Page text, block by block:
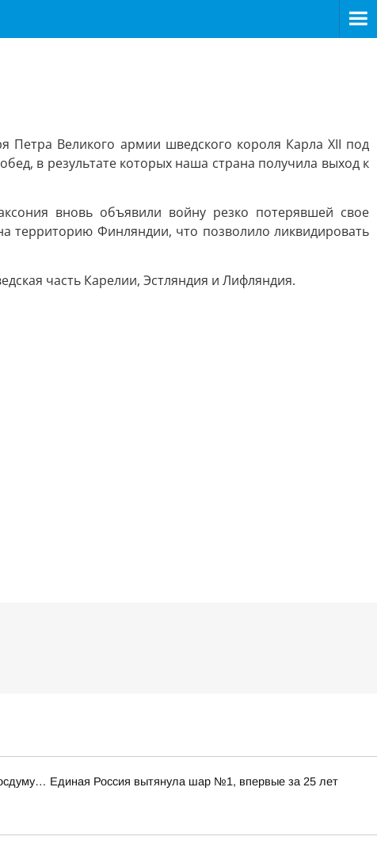
Петра Великого армии шведского короля Карла XII под
в результате которых наша страна получила выход к
вновь объявили войну резко потерявшей свое
территорию Финляндии, что позволило ликвидировать
часть Карелии, Эстляндия и Лифляндия.
Единая Россия вытянула шар №1, впервые за 25 лет